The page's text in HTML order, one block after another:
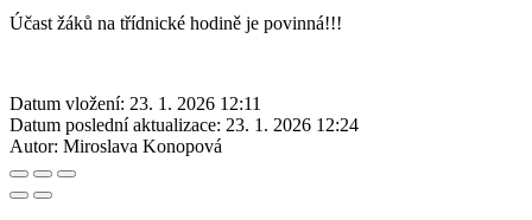
Účast žáků na třídnické hodině je povinná!!!
Datum vložení: 23. 1. 2026 12:11
Datum poslední aktualizace: 23. 1. 2026 12:24
Autor: Miroslava Konopová